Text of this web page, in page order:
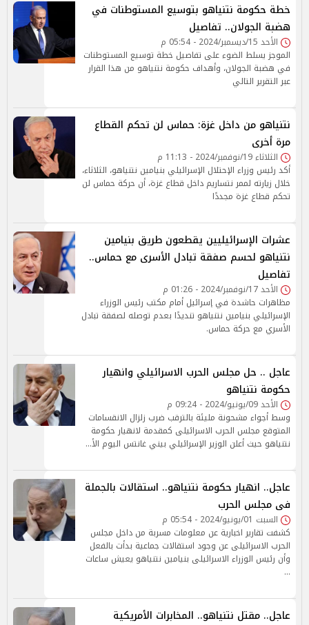
خطة حكومة نتنياهو بتوسيع المستوطنات في
هضبة الجولان.. تفاصيل
الأحد 15/ديسمبر/2024 - 05:54 م
الموجز يسلط الضوء على تفاصيل خطة توسيع المستوطنات
في هضبة الجولان، وأهداف حكومة نتنياهو من هذا القرار
عبر التقرير التالي
نتنياهو من داخل غزة: حماس لن تحكم القطاع
مرة أخرى
الثلاثاء 19/نوفمبر/2024 - 11:13 م
أكد رئيس وزراء الإحتلال الإسرائيلي بنيامين نتنياهو، الثلاثاء،
خلال زيارته لممر نتساريم داخل قطاع غزة، أن حركة حماس لن
تحكم قطاع غزة مجددًا
عشرات الإسرائيليين يقطعون طريق بنيامين
نتنياهو لحسم صفقة تبادل الأسرى مع حماس..
تفاصيل
الأحد 17/نوفمبر/2024 - 01:26 م
مظاهرات حاشدة في إسرائيل أمام مكتب رئيس الوزراء
الإسرائيلي بنيامين نتنياهو تنديدًا بعدم توصله لصفقة تبادل
الأسري مع حركة حماس.
عاجل .. حل مجلس الحرب الاسرائيلي وانهيار
حكومة نتنياهو
الأحد 09/يونيو/2024 - 09:24 م
وسط أجواء مشحونة مليئة بالترقب ضرب زلزال الانقسامات
المتوقع مجلس الحرب الاسرائيلى كمقدمة لانهيار حكومة
نتنياهو حيث أعلن الوزير الإسرائيلي بيني غانتس اليوم الأ…
عاجل.. انهيار حكومة نتنياهو.. استقالات بالجملة
فى مجلس الحرب
السبت 01/يونيو/2024 - 05:54 م
كشفت تقارير اخبارية عن معلومات مسربة من داخل مجلس
الحرب الاسرائيلى عن وجود استقالات جماعية بدأت بالفعل
وأن رئيس الوزراء الاسرائيلى بنيامين نتنياهو يعيش ساعات
…
عاجل.. مقتل نتنياهو.. المخابرات الأمريكية